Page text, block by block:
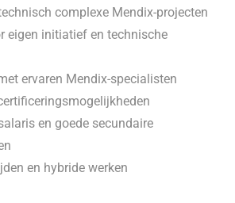
complexe Mendix-projecten
eigen initiatief en technische
ervaren Mendix-specialisten
en goede secundaire
en hybride werken